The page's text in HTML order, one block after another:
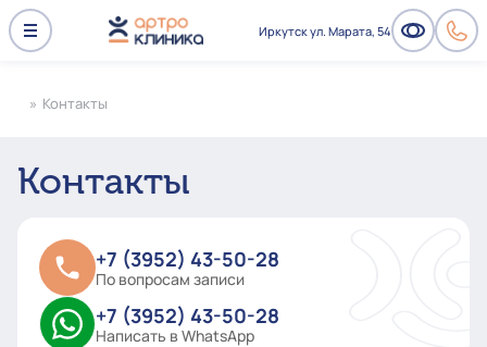
Иркутск ул. Марата, 54
» Контакты
Контакты
+7 (3952) 43-50-28
По вопросам записи
+7 (3952) 43-50-28
Написать в WhatsApp